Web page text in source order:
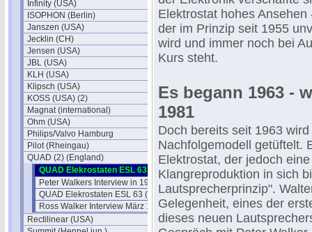
Infinity (USA)
ISOPHON (Berlin)
Janszen (USA)
Jecklin (CH)
Jensen (USA)
JBL (USA)
KLH (USA)
Klipsch (USA)
KOSS (USA) (2)
Magnat (international)
Ohm (USA)
Philips/Valvo Hamburg
Pilot (Rheingau)
QUAD (2) (England)
QUAD Elekrostaten ESL 63 (1981)
Peter Walkers Interview in 1981
QUAD Elekrostaten ESL 63 (1982)
Ross Walker Interview März 1982
Rectilinear (USA)
Elektrostat hohes
der im Prinzip seit 1955
wird und immer noch bei
Kurs steht.
Es begann 1963 -
1981
Doch bereits seit 1963 wird
Nachfolgemodell getüftelt.
Elektrostat, der jedoch
Klangreproduktion in sich
Lautsprecherprinzip".
Gelegenheit, eines der
dieses neuen